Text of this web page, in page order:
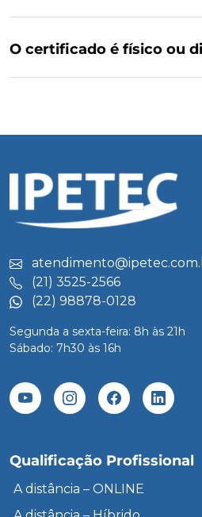
O certificado é físico ou
(21) 3525-2566
(22) 98878-0128
Segunda a sexta-feira: 8h às 21h
Sábado: 7h30 às 16h
Qualificação Profissional
A distância – ONLINE